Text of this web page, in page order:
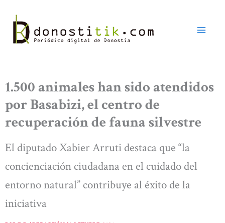
contenido
1.500 animales han sido atendidos
por Basabizi, el centro de
recuperación de fauna silvestre
El diputado Xabier Arruti destaca que “la
concienciación ciudadana en el cuidado del
entorno natural” contribuye al éxito de la
iniciativa